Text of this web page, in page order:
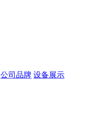
公司品牌 设备展示